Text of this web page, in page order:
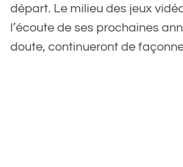
départ. Le milieu des jeux
l’écoute de ses prochaines
doute, continueront de